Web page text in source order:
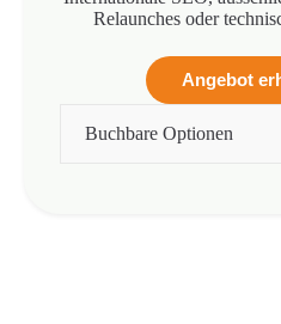
Relaunches oder
Angebot
Buchbare Optionen